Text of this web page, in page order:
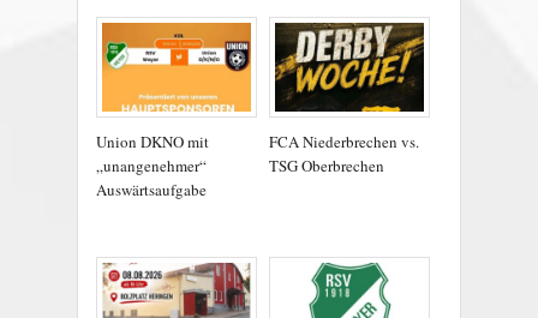
Union DKNO mit
„unangenehmer“
Auswärtsaufgabe
FCA Niederbrechen vs.
TSG Oberbrechen